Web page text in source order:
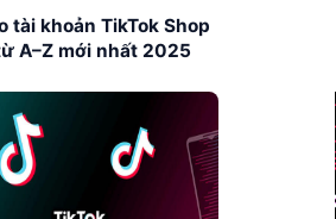
tài khoản TikTok Shop
A–Z mới nhất 2025